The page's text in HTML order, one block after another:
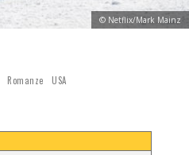
© Netflix/Mark Mainz
Romanze
USA